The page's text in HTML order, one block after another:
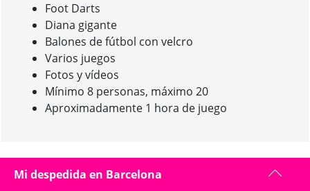
Foot Darts
Diana gigante
Balones de fútbol con velcro
Varios juegos
Fotos y vídeos
Mínimo 8 personas, máximo 20
Aproximadamente 1 hora de juego
FOOT DARTS IN BARCELONA : PRESENTACIÓN
Mi despedida en Barcelona